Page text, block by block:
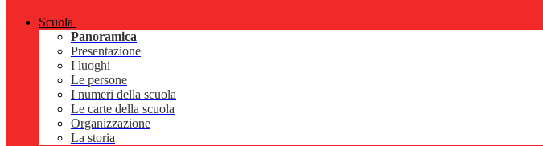
Scuola
Panoramica
Presentazione
I luoghi
Le persone
I numeri della scuola
Le carte della scuola
Organizzazione
La storia